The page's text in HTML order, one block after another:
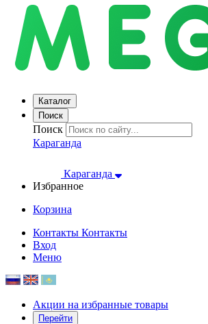
Каталог
Поиск
Поиск
Караганда
Караганда
Избранное
Корзина
Контакты Контакты
Вход
Меню
Акции на избранные товары
Перейти